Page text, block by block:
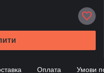
Оплата Умови